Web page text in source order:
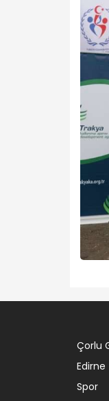
Çorlu
Edirne
Spor